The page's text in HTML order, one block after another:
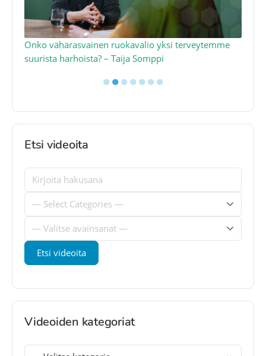
Onko vähärasvainen ruokavalio yksi terveytemme
suurista harhoista? – Taija Somppi
●●●●●●●
Etsi videoita
Videoiden kategoriat